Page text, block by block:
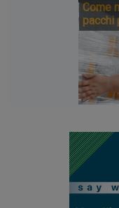
Come
pacchi